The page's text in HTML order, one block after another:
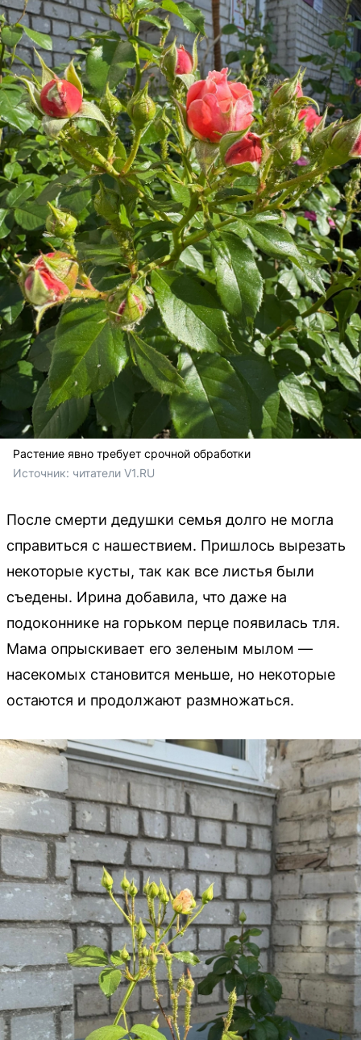
Растение явно требует срочной обработки
Источник: читатели V1.RU
После смерти дедушки семья долго не могла
справиться с нашествием. Пришлось вырезать
некоторые кусты, так как все листья были
съедены. Ирина добавила, что даже на
подоконнике на горьком перце появилась тля.
Мама опрыскивает его зеленым мылом —
насекомых становится меньше, но некоторые
остаются и продолжают размножаться.